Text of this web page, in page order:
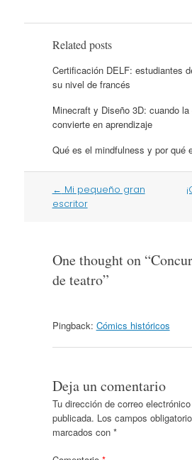
Related posts
Certificación DELF: estudiantes
su nivel de francés
Minecraft y Diseño 3D: cuando
convierte en aprendizaje
Qué es el mindfulness y por qué
Post
navigation
← Mi pequeño gran
escritor
One thought on “
de teatro”
Pingback: Cómics históricos
Deja un comentario
Tu dirección de correo
publicada. Los campos
marcados con *